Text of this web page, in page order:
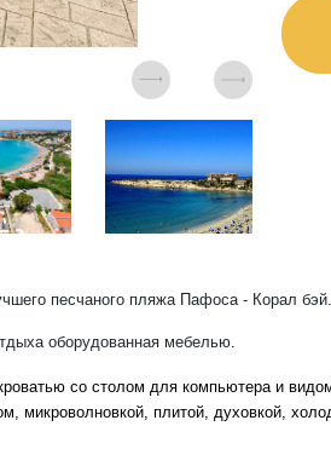
песчаного пляжа Пафоса - Корал бэй.
оборудованная мебелью.
со столом для компьютера и
плитой, духовкой,